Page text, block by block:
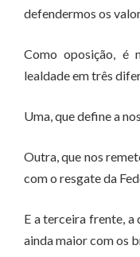
defendermos os
Como oposição, é
lealdade em três
Uma, que define a
Outra, que nos
com o resgate da
E a terceira frente, a
ainda maior com os